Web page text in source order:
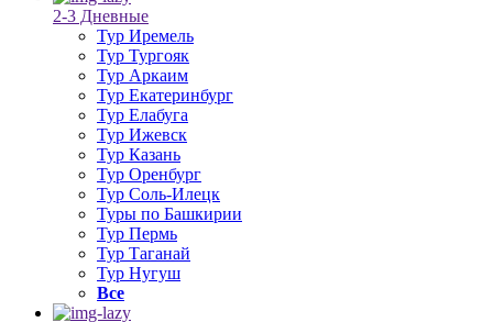
2-3 Дневные
Тур Иремель
Тур Тургояк
Тур Аркаим
Тур Екатеринбург
Тур Елабуга
Тур Ижевск
Тур Казань
Тур Оренбург
Тур Соль-Илецк
Туры по Башкирии
Тур Пермь
Тур Таганай
Тур Нугуш
Все